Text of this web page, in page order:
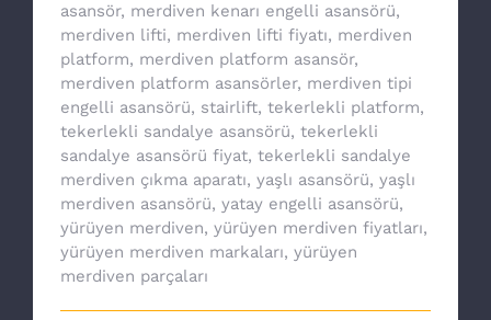
asansör, merdiven kenarı engelli asansörü,
merdiven lifti, merdiven lifti fiyatı, merdiven
platform, merdiven platform asansör,
merdiven platform asansörler, merdiven tipi
engelli asansörü, stairlift, tekerlekli platform,
tekerlekli sandalye asansörü, tekerlekli
sandalye asansörü fiyat, tekerlekli sandalye
merdiven çıkma aparatı, yaşlı asansörü, yaşlı
merdiven asansörü, yatay engelli asansörü,
yürüyen merdiven, yürüyen merdiven fiyatları,
yürüyen merdiven markaları, yürüyen
merdiven parçaları